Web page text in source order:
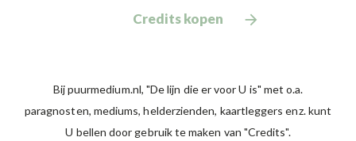
Credits kopen
Bij puurmedium.nl, "De lijn die er voor U is" met o.a.
paragnosten, mediums, helderzienden, kaartleggers enz. kunt
U bellen door gebruik te maken van "Credits".